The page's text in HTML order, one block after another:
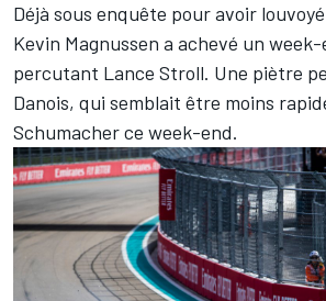
Déjà sous enquête pour avoir
Kevin Magnussen a achevé un
percutant Lance Stroll. Une piètre
Danois, qui semblait être moins
Schumacher ce week-end.